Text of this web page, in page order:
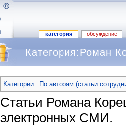
категория обсуждение
Категория:Роман
Категории: По авторам (статьи
Статьи Романа
электронных СМИ.